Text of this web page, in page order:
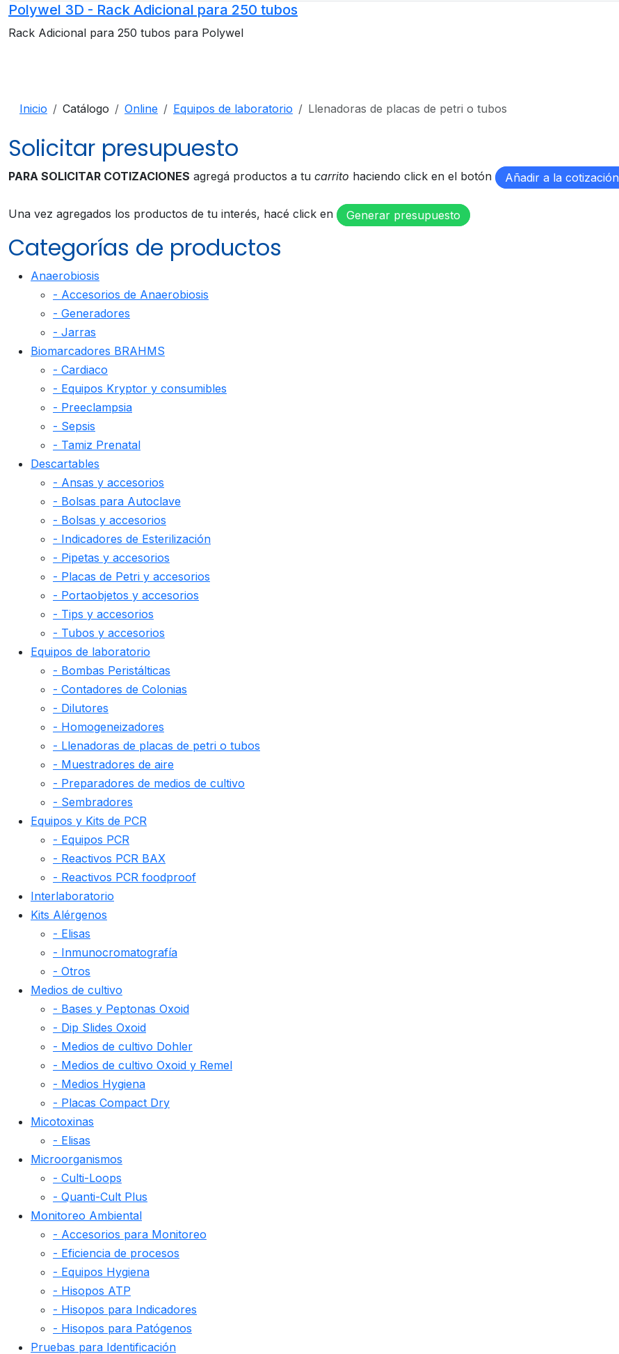
Polywel 3D - Rack Adicional para 250 tubos
Rack Adicional para 250 tubos para Polywel
Inicio Catálogo Online Equipos de laboratorio Llenadoras de placas de petri o tubos
Solicitar presupuesto
PARA SOLICITAR COTIZACIONES agregá productos a tu carrito haciendo click en el botón Añadir a la cotización
Una vez agregados los productos de tu interés, hacé click en Generar presupuesto
Categorías de productos
Anaerobiosis
- Accesorios de Anaerobiosis
- Generadores
- Jarras
Biomarcadores BRAHMS
- Cardiaco
- Equipos Kryptor y consumibles
- Preeclampsia
- Sepsis
- Tamiz Prenatal
Descartables
- Ansas y accesorios
- Bolsas para Autoclave
- Bolsas y accesorios
- Indicadores de Esterilización
- Pipetas y accesorios
- Placas de Petri y accesorios
- Portaobjetos y accesorios
- Tips y accesorios
- Tubos y accesorios
Equipos de laboratorio
- Bombas Peristálticas
- Contadores de Colonias
- Dilutores
- Homogeneizadores
- Llenadoras de placas de petri o tubos
- Muestradores de aire
- Preparadores de medios de cultivo
- Sembradores
Equipos y Kits de PCR
- Equipos PCR
- Reactivos PCR BAX
- Reactivos PCR foodproof
Interlaboratorio
Kits Alérgenos
- Elisas
- Inmunocromatografía
- Otros
Medios de cultivo
- Bases y Peptonas Oxoid
- Dip Slides Oxoid
- Medios de cultivo Dohler
- Medios de cultivo Oxoid y Remel
- Medios Hygiena
- Placas Compact Dry
Micotoxinas
- Elisas
Microorganismos
- Culti-Loops
- Quanti-Cult Plus
Monitoreo Ambiental
- Accesorios para Monitoreo
- Eficiencia de procesos
- Equipos Hygiena
- Hisopos ATP
- Hisopos para Indicadores
- Hisopos para Patógenos
Pruebas para Identificación